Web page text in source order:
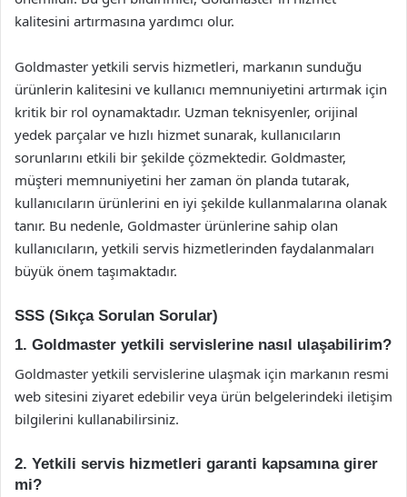
kalitesini artırmasına yardımcı olur.
Goldmaster yetkili servis hizmetleri, markanın sunduğu
ürünlerin kalitesini ve kullanıcı memnuniyetini artırmak için
kritik bir rol oynamaktadır. Uzman teknisyenler, orijinal
yedek parçalar ve hızlı hizmet sunarak, kullanıcıların
sorunlarını etkili bir şekilde çözmektedir. Goldmaster,
müşteri memnuniyetini her zaman ön planda tutarak,
kullanıcıların ürünlerini en iyi şekilde kullanmalarına olanak
tanır. Bu nedenle, Goldmaster ürünlerine sahip olan
kullanıcıların, yetkili servis hizmetlerinden faydalanmaları
büyük önem taşımaktadır.
SSS (Sıkça Sorulan Sorular)
1. Goldmaster yetkili servislerine nasıl ulaşabilirim?
Goldmaster yetkili servislerine ulaşmak için markanın resmi
web sitesini ziyaret edebilir veya ürün belgelerindeki iletişim
bilgilerini kullanabilirsiniz.
2. Yetkili servis hizmetleri garanti kapsamına girer
mi?